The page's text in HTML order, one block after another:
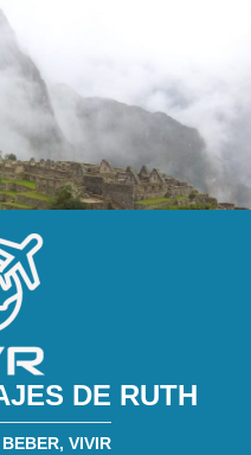
DE RUTH
VIVIR